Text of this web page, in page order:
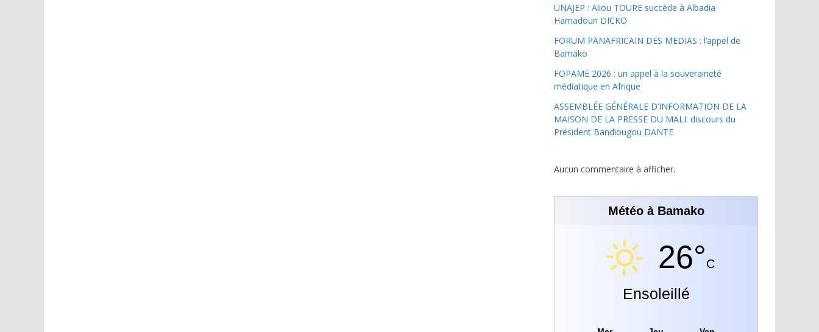
UNAJEP : Aliou TOURE succède à Albadia
Hamadoun DICKO
FORUM PANAFRICAIN DES MEDIAS : l’appel de
Bamako
FOPAME 2026 : un appel à la souveraineté
médiatique en Afrique
ASSEMBLÉE GÉNÉRALE D’INFORMATION DE LA
MAISON DE LA PRESSE DU MALI: discours du
Président Bandiougou DANTE
Aucun commentaire à afficher.
Météo à Bamako
26°C
Ensoleillé